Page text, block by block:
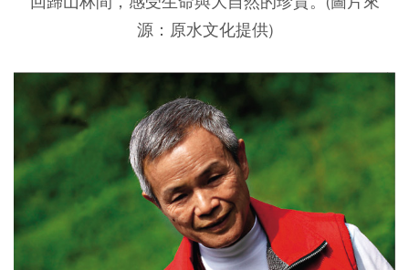
源：原水文化提供)